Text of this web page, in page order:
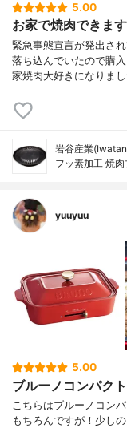
5.00
お家で焼肉できます
緊急事態宣言が発出さ
落ち込んでいたので購
家焼肉大好きになりま
岩谷産業
フッ素加工 焼
yuuyuu
5.00
ブルーノコンパク
こちらはブルーノコン
もちろんですが！少し